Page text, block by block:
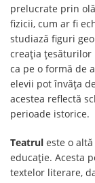
prelucrate prin
fizicii, cum ar fi
studiază figuri
creația țesăturilor
ca pe o formă de
elevii pot învăța
acestea reflectă
perioade istorice.
Teatrul este o
educație. Acesta
textelor literare,